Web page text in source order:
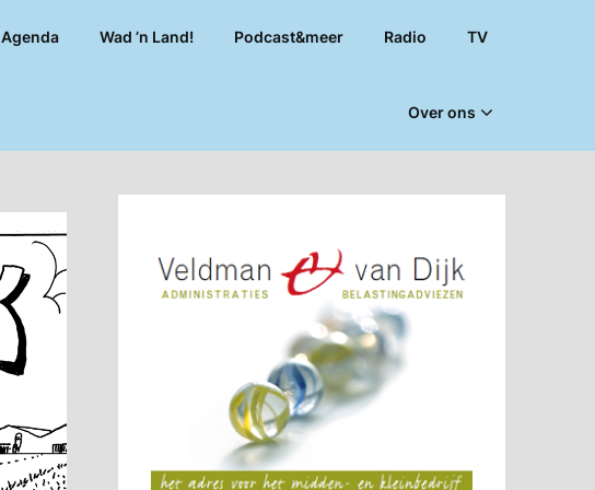
Agenda Wad ’n Land! Podcast&meer Radio TV
Over ons